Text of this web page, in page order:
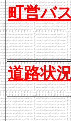
町営バ
道路状